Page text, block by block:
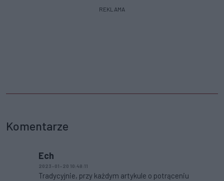
REKLAMA
Komentarze
Ech
2023-01-20 10:48:11
Tradycyjnie, przy każdym artykule o potrąceniu